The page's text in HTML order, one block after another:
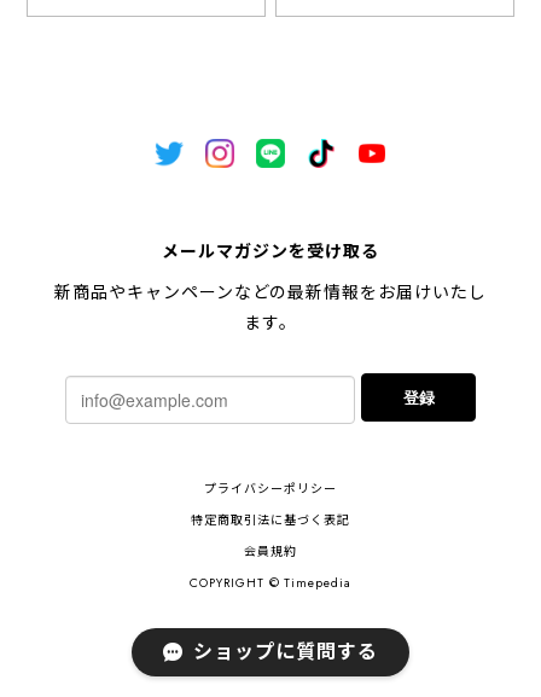
メールマガジンを受け取る
新商品やキャンペーンなどの最新情報をお届けいたし
ます。
登録
プライバシーポリシー
特定商取引法に基づく表記
会員規約
COPYRIGHT © Timepedia
ショップに質問する